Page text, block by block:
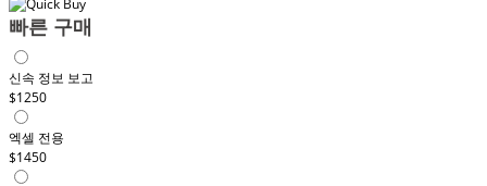
빠른 구매
신속 정보 보고
$1250
엑셀 전용
$1450